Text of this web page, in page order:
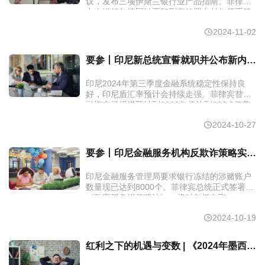
中央银行与德国钞票印刷商签署支付与货币管
议允许更多金融实体参与薪资管理。2024-11-02
要参丨印尼新总统宣誓就职并公布新内阁成员名单；菲律宾半年内二次降息下调25个基点至6.0%
印尼2024年第三季度金融系统稳定性保持良
好，印尼盾汇率预计会持续走强。菲律宾替代
融资市场规模预计到2028年将达到936.6亿美
业表示2025年对墨西哥投资将超过200亿美
2024-10-27
要参丨印尼金融服务机构反欺诈策略实施条例将于10月31日正式实施；菲律宾金融包容性指导委员会官网正式上线（上）
印尼金融服务管理局要求银行冻结的涉赌账户
数量现已达到8000个。菲律宾总统正式签署
《数字服务增值税法》，将对包括奈飞、
数字服务提供商征收12%的增值税。墨西哥中
2024年11月14日和12月19日宣布下一次货币
政策决定。
2024-10-19
红利之下的机遇与变数 | 《2024年墨西哥金融科技报告》之监管解读